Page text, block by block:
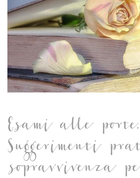
Esami alle porte.
Suggerimenti
sopravvivenza